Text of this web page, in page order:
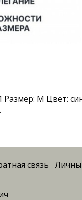
Размер: М Цвет:
связь